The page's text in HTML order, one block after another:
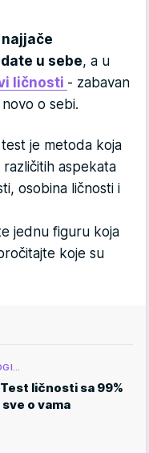
u sebe, a u
ličnosti - zabavan
o sebi.
je metoda koja
aspekata
osobina ličnosti i
jednu figuru koja
koje su
ličnosti sa 99%
o vama